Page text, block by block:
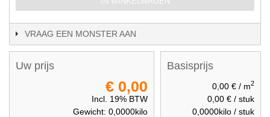
VRAAG EEN MONSTER AAN
Basisprijs
0,00 €/ m2
0,00 €/ stuk
0,0000kilo / stuk
Uw prijs
€ 0,00
Incl. 19% BTW
Gewicht: 0,0000kilo